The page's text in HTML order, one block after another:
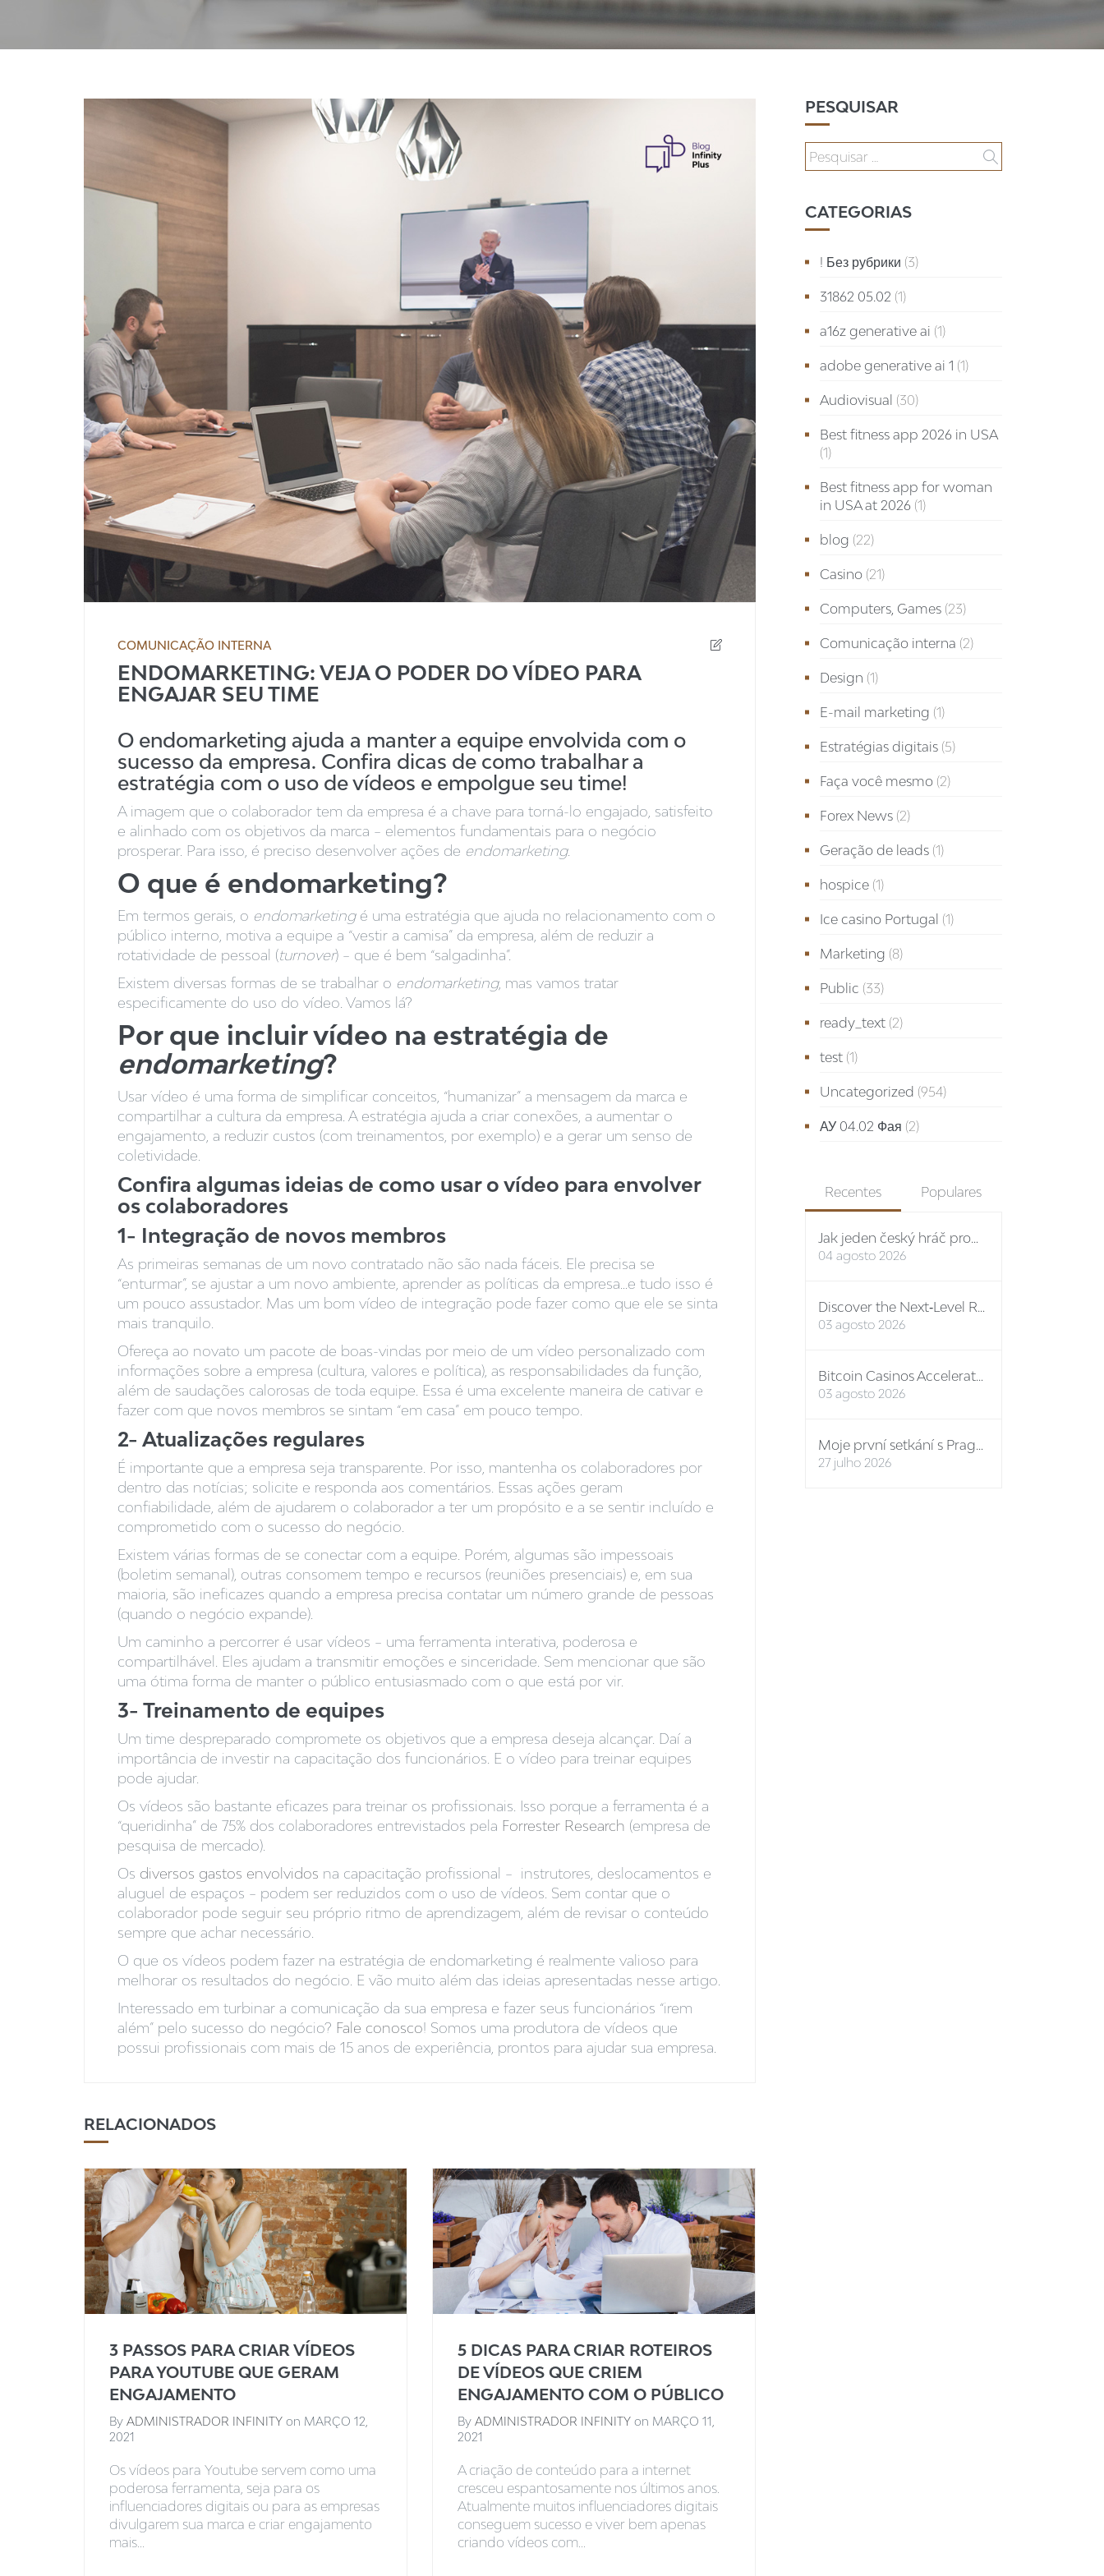
COMUNICAÇÃO INTERNA
ENDOMARKETING: VEJA O PODER DO VÍDEO PARA
ENGAJAR SEU TIME
O endomarketing ajuda a manter a equipe envolvida com o
sucesso da empresa. Confira dicas de como trabalhar a
estratégia com o uso de vídeos e empolgue seu time!
A imagem que o colaborador tem da empresa é a chave para torná-lo engajado, satisfeito
e alinhado com os objetivos da marca – elementos fundamentais para o negócio
prosperar. Para isso, é preciso desenvolver ações de endomarketing.
O que é endomarketing?
Em termos gerais, o endomarketingé uma estratégia que ajuda no relacionamento com o
público interno, motiva a equipe a “vestir a camisa” da empresa, além de reduzir a
rotatividade de pessoal (turnover) – que é bem “salgadinha”.
Existem diversas formas de se trabalhar o endomarketing, mas vamos tratar
especificamente do uso do vídeo. Vamos lá?
Por que incluir vídeo na estratégia de
endomarketing?
Usar vídeo é uma forma de simplificar conceitos, “humanizar” a mensagem da marca e
compartilhar a cultura da empresa. A estratégia ajuda a criar conexões, a aumentar o
engajamento, a reduzir custos (com treinamentos, por exemplo) e a gerar um senso de
coletividade.
Confira algumas ideias de como usar o vídeo para envolver
os colaboradores
1- Integração de novos membros
As primeiras semanas de um novo contratado não são nada fáceis. Ele precisa se
“enturmar”, se ajustar a um novo ambiente, aprender as políticas da empresa…e tudo isso é
um pouco assustador. Mas um bom vídeo de integração pode fazer como que ele se sinta
mais tranquilo.
Ofereça ao novato um pacote de boas-vindas por meio de um vídeo personalizado com
informações sobre a empresa (cultura, valores e política), as responsabilidades da função,
além de saudações calorosas de toda equipe. Essa é uma excelente maneira de cativar e
fazer com que novos membros se sintam “em casa” em pouco tempo.
2- Atualizações regulares
É importante que a empresa seja transparente. Por isso, mantenha os colaboradores por
dentro das notícias; solicite e responda aos comentários. Essas ações geram
confiabilidade, além de ajudarem o colaborador a ter um propósito e a se sentir incluído e
comprometido com o sucesso do negócio.
Existem várias formas de se conectar com a equipe. Porém, algumas são impessoais
(boletim semanal), outras consomem tempo e recursos (reuniões presenciais) e, em sua
maioria, são ineficazes quando a empresa precisa contatar um número grande de pessoas
(quando o negócio expande).
Um caminho a percorrer é usar vídeos – uma ferramenta interativa, poderosa e
compartilhável. Eles ajudam a transmitir emoções e sinceridade. Sem mencionar que são
uma ótima forma de manter o público entusiasmado com o que está por vir.
3- Treinamento de equipes
Um time despreparado compromete os objetivos que a empresa deseja alcançar. Daí a
importância de investir na capacitação dos funcionários. E o vídeo para treinar equipes
pode ajudar.
Os vídeos são bastante eficazes para treinar os profissionais. Isso porque a ferramenta é a
“queridinha” de 75% dos colaboradores entrevistados pela Forrester Research (empresa de
pesquisa de mercado).
Os diversos gastos envolvidos na capacitação profissional – instrutores, deslocamentos e
aluguel de espaços – podem ser reduzidos com o uso de vídeos. Sem contar que o
colaborador pode seguir seu próprio ritmo de aprendizagem, além de revisar o conteúdo
sempre que achar necessário.
O que os vídeos podem fazer na estratégia de endomarketing é realmente valioso para
melhorar os resultados do negócio. E vão muito além das ideias apresentadas nesse artigo.
Interessado em turbinar a comunicação da sua empresa e fazer seus funcionários “irem
além” pelo sucesso do negócio? Fale conosco! Somos uma produtora de vídeos que
possui profissionais com mais de 15 anos de experiência, prontos para ajudar sua empresa.
RELACIONADOS
3 PASSOS PARA CRIAR VÍDEOS
PARA YOUTUBE QUE GERAM
ENGAJAMENTO
By ADMINISTRADOR INFINITY on MARÇO 12,
2021
Os vídeos para Youtube servem como uma
poderosa ferramenta, seja para os
influenciadores digitais ou para as empresas
divulgarem sua marca e criar engajamento
mais...
5 DICAS PARA CRIAR ROTEIROS
DE VÍDEOS QUE CRIEM
ENGAJAMENTO COM O PÚBLICO
By ADMINISTRADOR INFINITYon MARÇO 11,
2021
A criação de conteúdo para a internet
cresceu espantosamente nos últimos anos.
Atualmente muitos influenciadores digitais
conseguem sucesso e viver bem apenas
criando vídeos com...
PESQUISAR
CATEGORIAS
! Без рубрики (3)
31862 05.02 (1)
a16z generative ai (1)
adobe generative ai 1 (1)
Audiovisual (30)
Best fitness app 2026 in USA
(1)
Best fitness app for woman
in USA at 2026(1)
blog (22)
Casino(21)
Computers, Games(23)
Comunicação interna (2)
Design (1)
E-mail marketing (1)
Estratégias digitais(5)
Faça você mesmo(2)
Forex News(2)
Geração de leads(1)
hospice(1)
Ice casino Portugal (1)
Marketing (8)
Public (33)
ready_text(2)
test(1)
Uncategorized (954)
АУ 04.02 Фая (2)
Recentes Populares
Jak jeden český hráč proměnil vstupní bonus na stovky eur: případová studie Spinboss casino
04 agosto 2026
Discover the Next‑Level Rewards Path at the Premier Online Casino No ID
03 agosto 2026
Bitcoin Casinos Accelerate Growth in Q3 2024, Unveiling New Features and Mega Bonuses
03 agosto 2026
Moje první setkání s Prague-Castle-Tickets: osobní report
27 julho 2026